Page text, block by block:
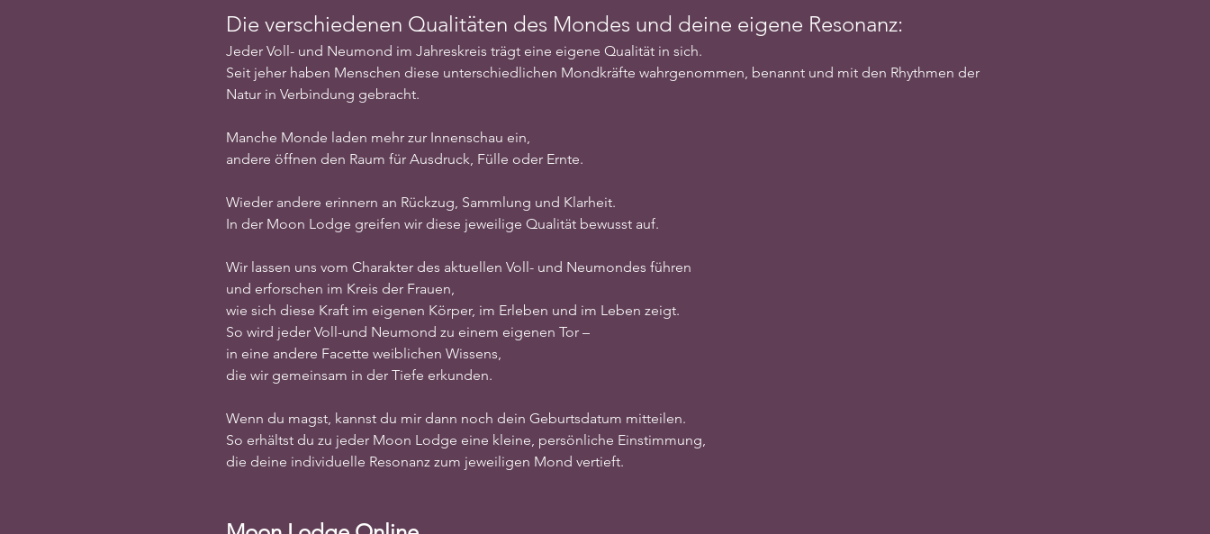
Die verschiedenen Qualitäten des Mondes und deine eigene Resonanz:
Jeder Voll- und Neumond im Jahreskreis trägt eine eigene Qualität in sich.
Seit jeher haben Menschen diese unterschiedlichen Mondkräfte wahrgenommen, benannt und mit den Rhythmen der
Natur in Verbindung gebracht.
Manche Monde laden mehr zur Innenschau ein,
andere öffnen den Raum für Ausdruck, Fülle oder Ernte.
Wieder andere erinnern an Rückzug, Sammlung und Klarheit.
In der Moon Lodge greifen wir diese jeweilige Qualität bewusst auf.
Wir lassen uns vom Charakter des aktuellen Voll- und Neumondes führen
und erforschen im Kreis der Frauen,
wie sich diese Kraft im eigenen Körper, im Erleben und im Leben zeigt.
So wird jeder Voll-und Neumond zu einem eigenen Tor –
in eine andere Facette weiblichen Wissens,
die wir gemeinsam in der Tiefe erkunden.
Wenn du magst, kannst du mir dann noch dein Geburtsdatum mitteilen.
So erhältst du zu jeder Moon Lodge eine kleine, persönliche Einstimmung,
die deine individuelle Resonanz zum jeweiligen Mond vertieft.